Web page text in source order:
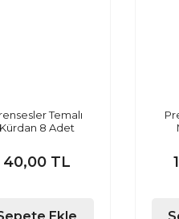
Temalı
8 Adet
40,00 TL